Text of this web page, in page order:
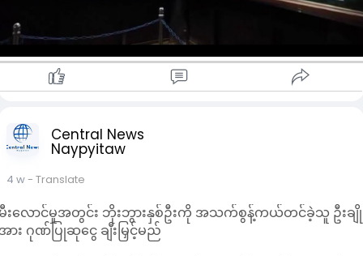
ြတိုက်ဝင်း သန့်ရှင်းရေးလုပ်ငန်းများ၊ ပြခန်းများအတွင်း
းသတ်ဆေးဖျန်းခြင်းနှင့် ပြသမည့် သတင်းမှတ်တမ်းဘုတ်များကို
ြိုတင်ပြင်ဆင်ခြင်းတို့ကို ဆောင်ရွက်လျက်ရှိကြောင်း သိရသည်။
လ်ချုပ်အောင်ဆန်းနေအိမ်ပြတိုက်ကို ပုံမှန်အားဖြင့် တနင်္လာနေ့နှင့်
ြန်တမ်းဝင်ရုံးပိတ်ရက်များမှအပ ကျန်ရက်များတွင် နံနက် ၉ နာရီခွဲ
နေ ၄ နာရီခွဲအထိ ဖွင့်လှစ်ထားပြီး၊ ဇူလိုင် ၁၉ ရက် အာဇာနည်နေ့
ည်သူမဆို အခမဲ့ လာရောက်လေ့လာနိုင်ရန် စီစဉ်ထားကြောင်း
ြတိုက်တာဝန်ခံ ဒေါ်မေမြင့်စု၏ ပြောကြားချက်အရ သိရသည်။
Central News
Naypyitaw
4 w- Translate
းလောင်မှုအတွင်း ဘိုးဘွားနှစ်ဦးကို အသက်စွန့်ကယ်တင်ခဲ့သူ ဦးချို
ား ဂုဏ်ပြုဆုငွေ ချီးမြှင့်မည်